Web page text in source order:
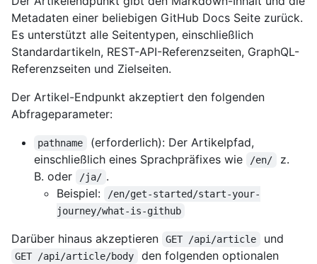
Metadaten einer beliebigen GitHub Docs Seite zurück.
Es unterstützt alle Seitentypen, einschließlich
Standardartikeln, REST-API-Referenzseiten, GraphQL-
Referenzseiten und Zielseiten.
Der Artikel-Endpunkt akzeptiert den folgenden
Abfrageparameter:
pathname
(erforderlich): Der Artikelpfad,
einschließlich eines Sprachpräfixes wie
/en/
z.
B. oder
/ja/ .
Beispiel:
/en/get-started/start-your-
journey/what-is-github
Darüber hinaus akzeptieren GET /api/article und
GET /api/article/body
den folgenden optionalen